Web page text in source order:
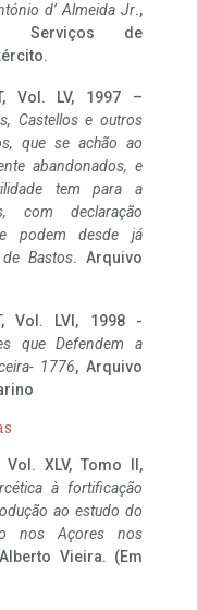
d’ Almeida Jr.,
Serviços de
Vol. LV, 1997 –
Castellos e outros
que se achão ao
abandonados, e
tem para a
com declaração
podem desde já
Bastos. Arquivo
Vol. LVI, 1998 -
que Defendem a
1776, Arquivo
XLV, Tomo II,
à fortificação
ao estudo do
nos Açores nos
Vieira. (Em